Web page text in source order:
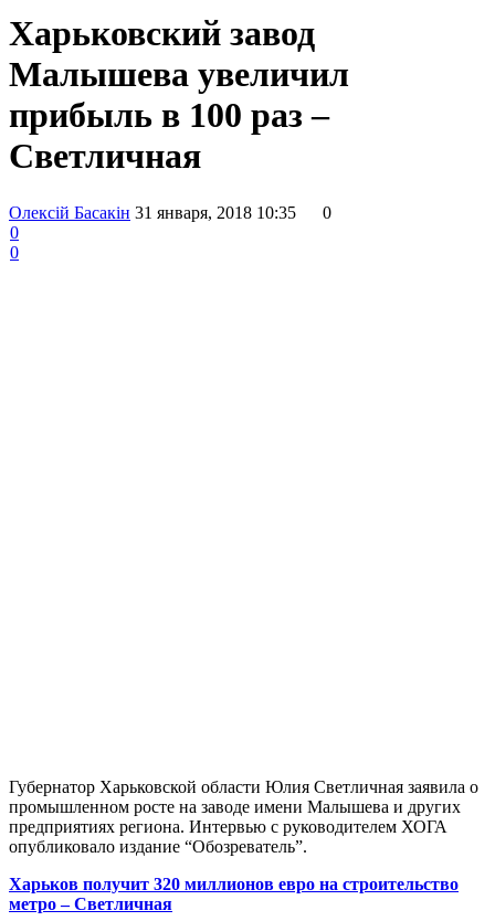
Харьковский завод
Малышева увеличил
прибыль в 100 раз –
Светличная
Олексій Басакін 31 января, 2018 10:35
0
0
0
Губернатор Харьковской области Юлия Светличная заявила о
промышленном росте на заводе имени Малышева и других
предприятиях региона. Интервью с руководителем ХОГА
опубликовало издание “Обозреватель”.
Харьков получит 320 миллионов евро на строительство
метро – Светличная